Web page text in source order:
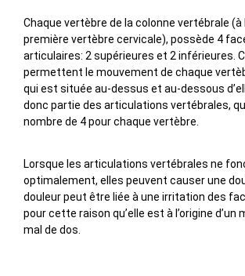
Chaque vertèbre de la colonne vertébrale (à
première vertèbre cervicale), possède 4
articulaires: 2 supérieures et 2 inférieures.
permettent le mouvement de chaque
qui est située au-dessus et au-dessous
donc partie des articulations vertébrales,
nombre de 4 pour chaque vertèbre.
Lorsque les articulations vertébrales ne
optimalement, elles peuvent causer une
douleur peut être liée à une irritation des
pour cette raison qu’elle est à l’origine d’un
mal de dos.